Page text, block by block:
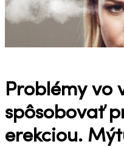
Problémy vo
spôsobovať
erekciou.